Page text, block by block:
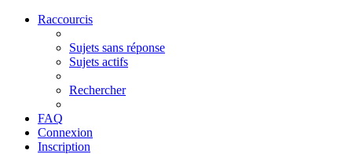
Raccourcis
Sujets sans réponse
Sujets actifs
Rechercher
FAQ
Connexion
Inscription